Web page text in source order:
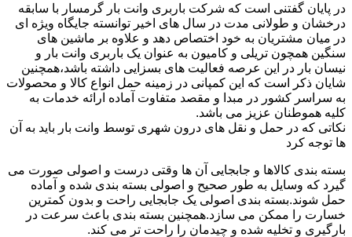
در پایان گفتنی است که شرکت باربری وانت بار گرمسار با سابقه
درخشان و طولانی مدت در سال های اخیر توانسته جایگاه ویژه ای
در میان مشتریان به خود اختصاص دهد و علاوه بر ماشین های
سنگین همچون تریلی و کامیون به عنوان یک باربری وانت بار و
نیسان بار در این عرصه فعالیت های بسزایی داشته باشد،همچنین
شایان ذکر است که این کمپانی در زمینه حمل انواع کالا و محصولات
به سراسر کشور در مبدا و مقصد متفاوت آماده ارائه خدمات به
کلیه هموطنان عزیز می باشد.
نکاتی که در حمل و نقل های درون شهری توسط وانت بار باید به آن
ها توجه کرد
بسته بندی کالاها و جابجایی آن ها وقتی درست و اصولی صورت می
گیرد که وسایل به طور صحیح و اصولی بسته بندی شده و آماده
حمل شوند.بسته بندی اصولی یک جابجایی راحت و بدون کمترین
خسارت را ممکن می سازد.همچنین بسته بندی باعث سرعت در
بارگیری و تخلیه شده و چیدمان را راحت تر می کند.